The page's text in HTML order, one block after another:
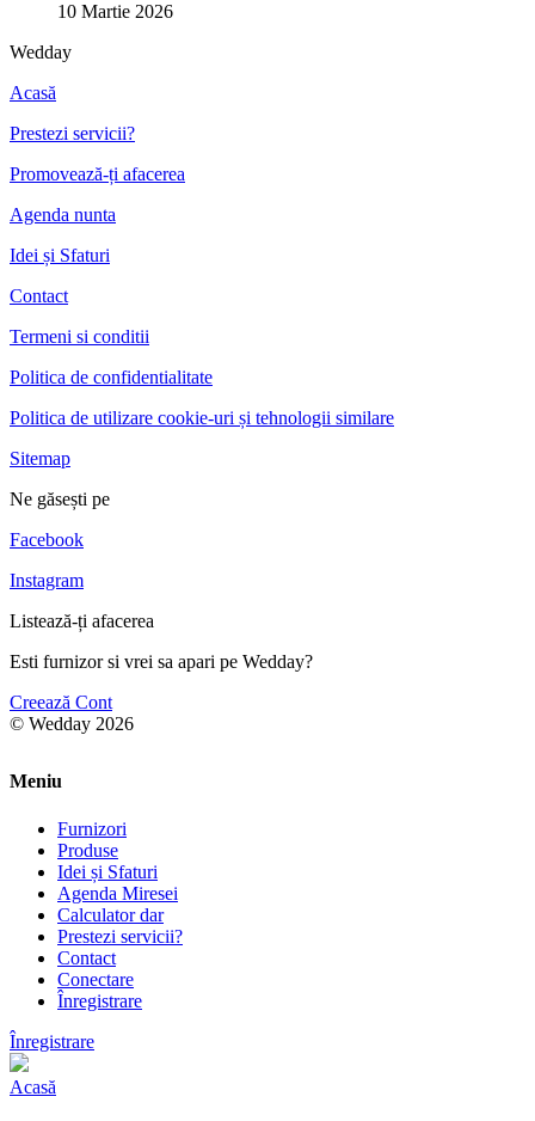
10 Martie 2026
Wedday
Acasă
Prestezi servicii?
Promovează-ți afacerea
Agenda nunta
Idei și Sfaturi
Contact
Termeni si conditii
Politica de confidentialitate
Politica de utilizare cookie-uri și tehnologii similare
Sitemap
Ne găsești pe
Facebook
Instagram
Listează-ți afacerea
Esti furnizor si vrei sa apari pe Wedday?
Creează Cont
© Wedday 2026
Meniu
Furnizori
Produse
Idei și Sfaturi
Agenda Miresei
Calculator dar
Prestezi servicii?
Contact
Conectare
Înregistrare
Înregistrare
Acasă